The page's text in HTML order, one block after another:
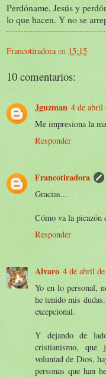
Perdóname, Jesús y
lo que hacen. Y no se
Francotiradora en 15:15
10 comentarios:
Jguzman 4 de abril
Me impresiona la
Responder
Francotiradora
Gracias...
Cómo va la picazón
Responder
Alvaro 4 de abril
Yo en lo personal,
he tenido mis
excepcional.
Y dejando de
cristianismo, que
voluntad de Dios,
personas que han